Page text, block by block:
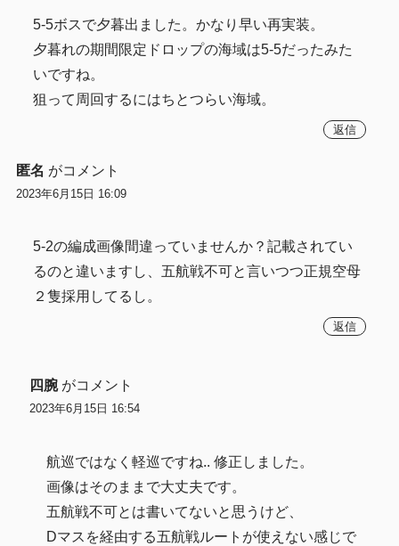
5-5ボスで夕暮出ました。かなり早い再実装。
夕暮れの期間限定ドロップの海域は5-5だったみた
いですね。
狙って周回するにはちとつらい海域。
返信
匿名 がコメント
2023年6月15日 16:09
5-2の編成画像間違っていませんか？記載されてい
るのと違いますし、五航戦不可と言いつつ正規空母
２隻採用してるし。
返信
四腕 がコメント
2023年6月15日 16:54
航巡ではなく軽巡ですね.. 修正しました。
画像はそのままで大丈夫です。
五航戦不可とは書いてないと思うけど、
Dマスを経由する五航戦ルートが使えない感じで